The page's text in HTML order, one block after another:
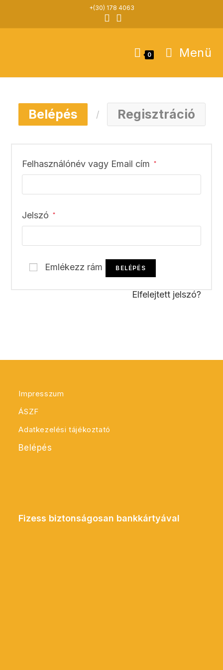
content
+(30) 178 4063
0 Menü
Belépés Regisztráció
Felhasználónév vagy Email cím *Kötelező
Jelszó *Kötelező
Emlékezz rám BELÉPÉS
Elfelejtett jelszó?
Impresszum
ÁSZF
Adatkezelési tájékoztató
Belépés
Fizess biztonságosan bankkártyával